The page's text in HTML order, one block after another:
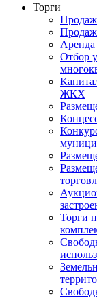
Торги
Отбор
ЖКХ
Торги